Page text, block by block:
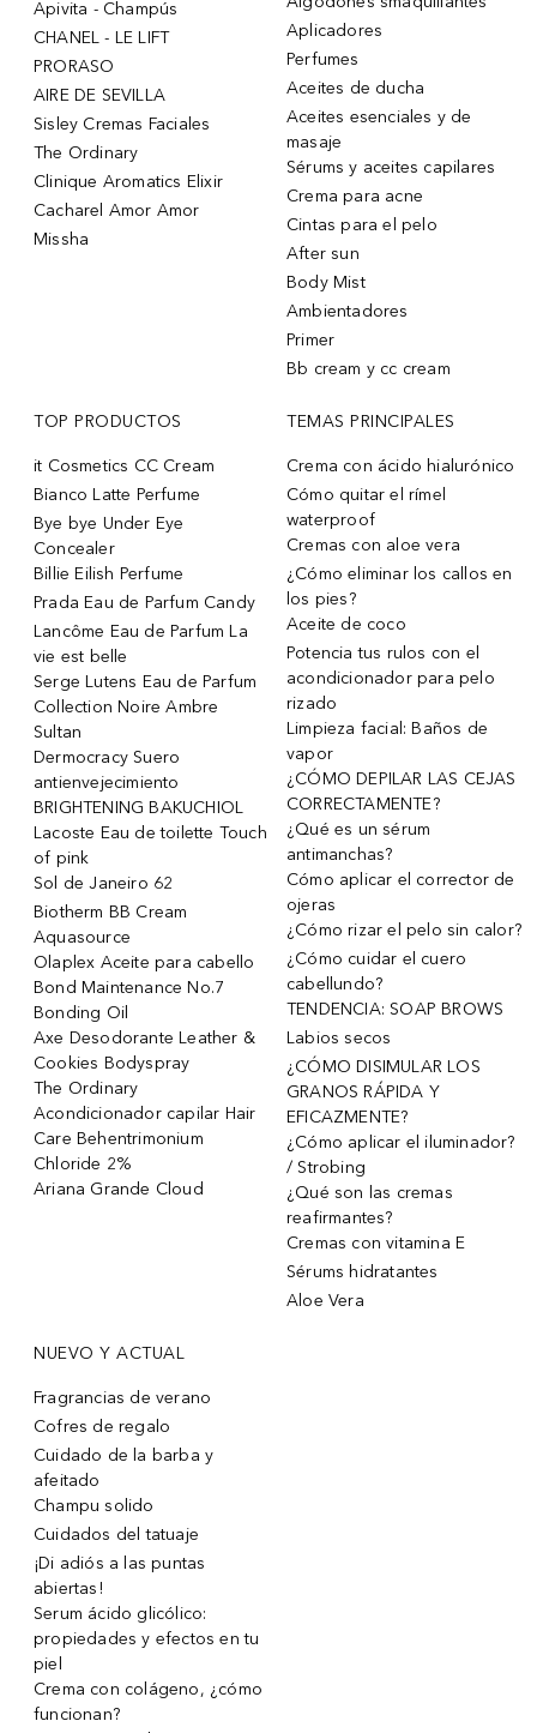
Apivita - Champús
CHANEL - LE LIFT
PRORASO
AIRE DE SEVILLA
Sisley Cremas Faciales
The Ordinary
Clinique Aromatics Elixir
Cacharel Amor Amor
Missha
Aplicadores
Perfumes
Aceites de ducha
Aceites esenciales y de
masaje
Sérums y aceites capilares
Crema para acne
Cintas para el pelo
After sun
Body Mist
Ambientadores
Primer
Bb cream y cc cream
TOP PRODUCTOS
it Cosmetics CC Cream
Bianco Latte Perfume
Bye bye Under Eye
Concealer
Billie Eilish Perfume
Prada Eau de Parfum Candy
Lancôme Eau de Parfum La
vie est belle
Serge Lutens Eau de Parfum
Collection Noire Ambre
Sultan
Dermocracy Suero
antienvejecimiento
BRIGHTENING BAKUCHIOL
Lacoste Eau de toilette Touch
of pink
Sol de Janeiro 62
Biotherm BB Cream
Aquasource
Olaplex Aceite para cabello
Bond Maintenance No.7
Bonding Oil
Axe Desodorante Leather &
Cookies Bodyspray
The Ordinary
Acondicionador capilar Hair
Care Behentrimonium
Chloride 2%
Ariana Grande Cloud
TEMAS PRINCIPALES
Crema con ácido hialurónico
Cómo quitar el rímel
waterproof
Cremas con aloe vera
¿Cómo eliminar los callos en
los pies?
Aceite de coco
Potencia tus rulos con el
acondicionador para pelo
rizado
Limpieza facial: Baños de
vapor
¿CÓMO DEPILAR LAS CEJAS
CORRECTAMENTE?
¿Qué es un sérum
antimanchas?
Cómo aplicar el corrector de
ojeras
¿Cómo rizar el pelo sin calor?
¿Cómo cuidar el cuero
cabellundo?
TENDENCIA: SOAP BROWS
Labios secos
¿CÓMO DISIMULAR LOS
GRANOS RÁPIDA Y
EFICAZMENTE?
¿Cómo aplicar el iluminador?
/ Strobing
¿Qué son las cremas
reafirmantes?
Cremas con vitamina E
Sérums hidratantes
Aloe Vera
NUEVO Y ACTUAL
Fragrancias de verano
Cofres de regalo
Cuidado de la barba y
afeitado
Champu solido
Cuidados del tatuaje
¡Di adiós a las puntas
abiertas!
Serum ácido glicólico:
propiedades y efectos en tu
piel
Crema con colágeno, ¿cómo
funcionan?